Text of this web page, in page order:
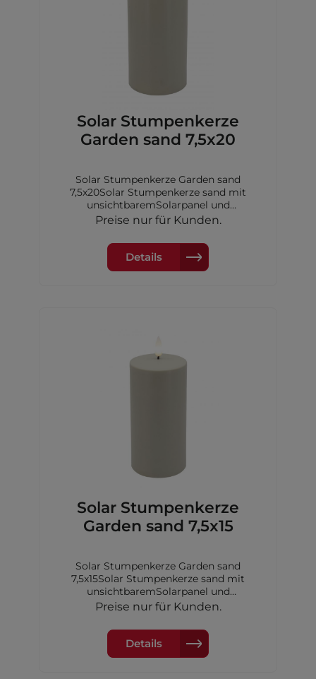
Solar Stumpenkerze
Garden sand 7,5x20
Solar Stumpenkerze Garden sand
7,5x20Solar Stumpenkerze sand mit
unsichtbaremSolarpanel und
Dimmerungssensor, 7,5x20 cm,inkl. 1xAA
Preise nur für Kunden.
Details
Solar Stumpenkerze
Garden sand 7,5x15
Solar Stumpenkerze Garden sand
7,5x15Solar Stumpenkerze sand mit
unsichtbaremSolarpanel und
Dimmerungssensor, 7,5x15 cm,inkl. 1xAA
Preise nur für Kunden.
Details